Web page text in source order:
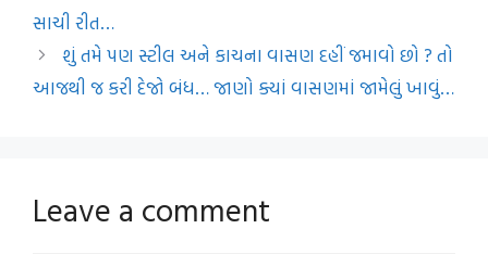
સાચી રીત…
શું તમે પણ સ્ટીલ અને કાચના વાસણ દહીં જમાવો છો ? તો
આજથી જ કરી દેજો બંધ… જાણો ક્યાં વાસણમાં જામેલું ખાવું…
Leave a comment